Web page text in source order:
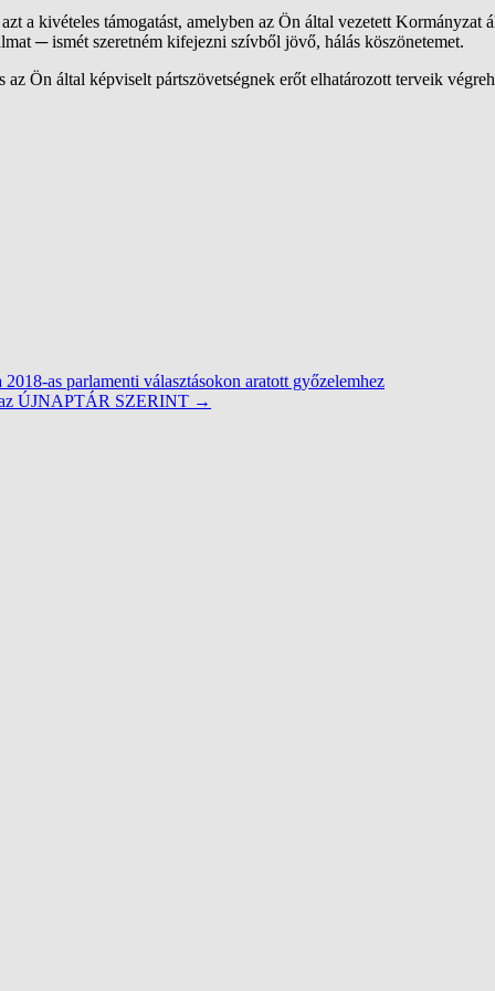
a kivételes támogatást, amelyben az Ön által vezetett Kormányzat
─ismét szeretném kifejezni szívből jövő, hálás köszönetemet.
az Ön által képviselt pártszövetségnek erőt elhatározott terveik
as parlamenti választásokon aratott győzelemhez
ÚJNAPTÁR SZERINT →